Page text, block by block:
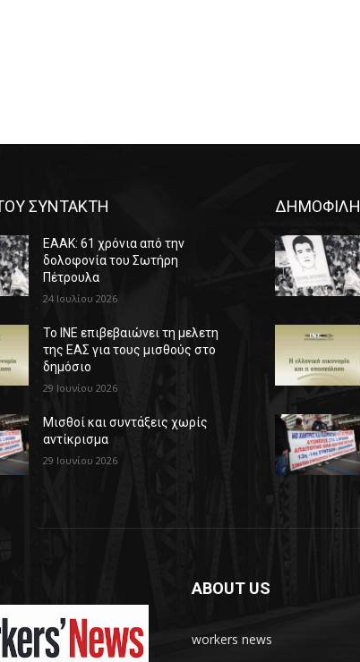
ΣΥΝΤΑΚΤΗ
ΕΑΑΚ: 61 χρόνια από την
δολοφονία του Σωτήρη
Πέτρουλα
24 Ιουλίου 2026
Το ΙΝΕ επιβεβαιώνει τη μελετη
της ΕΑΣ για τους μισθούς στο
δημόσιο
29 Ιουνίου 2026
Μισθοί και συντάξεις χωρίς
αντίκρισμα
29 Ιουνίου 2026
ΔΗΜΟΦΙΛΗ
ABOUT US
workers news